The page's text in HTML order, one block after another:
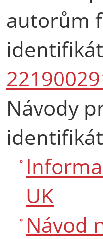
autorům
Návody
UK
Návod